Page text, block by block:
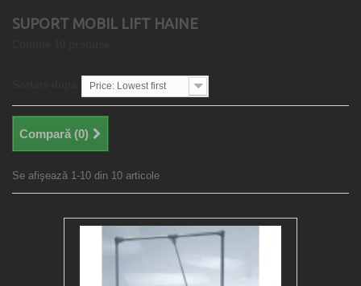
SUPORT MOBIL LIFT HAINE
Price: Lowest first
Compară (0)
Se afişează 1-10 din 10 articole